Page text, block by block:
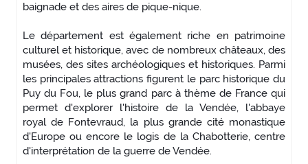
baignade et des aires de pique-nique.
Le département est également riche en patrimoine
culturel et historique, avec de nombreux châteaux, des
musées, des sites archéologiques et historiques. Parmi
les principales attractions figurent le parc historique du
Puy du Fou, le plus grand parc à thème de France qui
permet d'explorer l'histoire de la Vendée, l'abbaye
royal de Fontevraud, la plus grande cité monastique
d'Europe ou encore le logis de la Chabotterie, centre
d'interprétation de la guerre de Vendée.